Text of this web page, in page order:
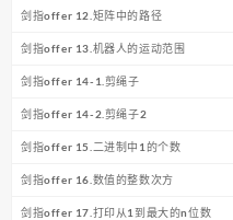
剑指offer 12.矩阵中的路径
剑指offer 13.机器人的运动范围
剑指offer 14-1.剪绳子
剑指offer 14-2.剪绳子2
剑指offer 15.二进制中1的个数
剑指offer 16.数值的整数次方
剑指offer 17.打印从1到最大的n位数